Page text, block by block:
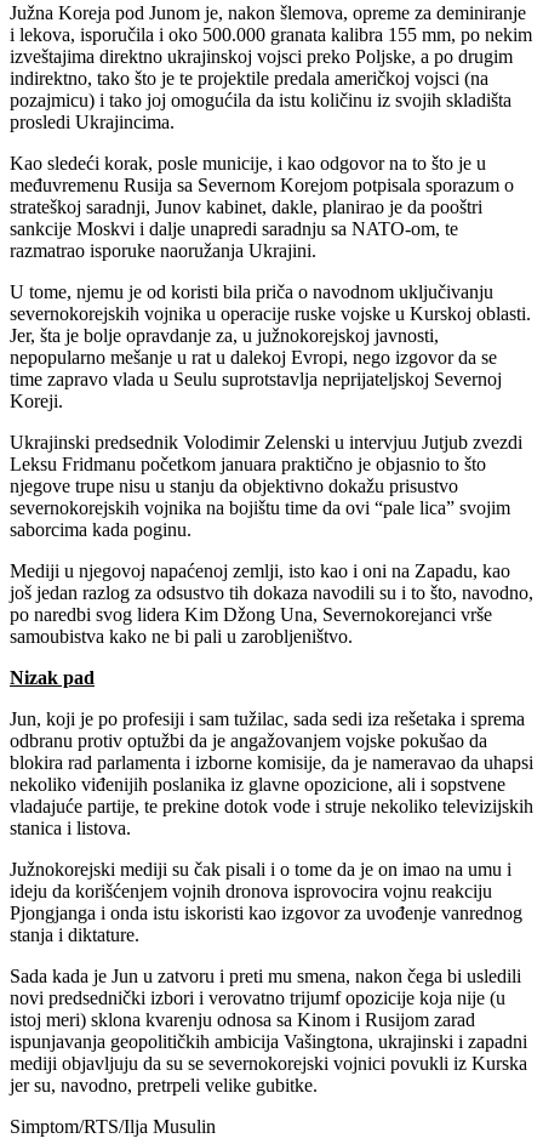
Južna Koreja pod Junom je, nakon šlemova, opreme za deminiranje
i lekova, isporučila i oko 500.000 granata kalibra 155 mm, po nekim
izveštajima direktno ukrajinskoj vojsci preko Poljske, a po drugim
indirektno, tako što je te projektile predala američkoj vojsci (na
pozajmicu) i tako joj omogućila da istu količinu iz svojih skladišta
prosledi Ukrajincima.
Kao sledeći korak, posle municije, i kao odgovor na to što je u
međuvremenu Rusija sa Severnom Korejom potpisala sporazum o
strateškoj saradnji, Junov kabinet, dakle, planirao je da pooštri
sankcije Moskvi i dalje unapredi saradnju sa NATO-om, te
razmatrao isporuke naoružanja Ukrajini.
U tome, njemu je od koristi bila priča o navodnom uključivanju
severnokorejskih vojnika u operacije ruske vojske u Kurskoj oblasti.
Jer, šta je bolje opravdanje za, u južnokorejskoj javnosti,
nepopularno mešanje u rat u dalekoj Evropi, nego izgovor da se
time zapravo vlada u Seulu suprotstavlja neprijateljskoj Severnoj
Koreji.
Ukrajinski predsednik Volodimir Zelenski u intervjuu Jutjub zvezdi
Leksu Fridmanu početkom januara praktično je objasnio to što
njegove trupe nisu u stanju da objektivno dokažu prisustvo
severnokorejskih vojnika na bojištu time da ovi “pale lica” svojim
saborcima kada poginu.
Mediji u njegovoj napaćenoj zemlji, isto kao i oni na Zapadu, kao
još jedan razlog za odsustvo tih dokaza navodili su i to što, navodno,
po naredbi svog lidera Kim Džong Una, Severnokorejanci vrše
samoubistva kako ne bi pali u zarobljeništvo.
Nizak pad
Jun, koji je po profesiji i sam tužilac, sada sedi iza rešetaka i sprema
odbranu protiv optužbi da je angažovanjem vojske pokušao da
blokira rad parlamenta i izborne komisije, da je nameravao da uhapsi
nekoliko viđenijih poslanika iz glavne opozicione, ali i sopstvene
vladajuće partije, te prekine dotok vode i struje nekoliko televizijskih
stanica i listova.
Južnokorejski mediji su čak pisali i o tome da je on imao na umu i
ideju da korišćenjem vojnih dronova isprovocira vojnu reakciju
Pjongjanga i onda istu iskoristi kao izgovor za uvođenje vanrednog
stanja i diktature.
Sada kada je Jun u zatvoru i preti mu smena, nakon čega bi usledili
novi predsednički izbori i verovatno trijumf opozicije koja nije (u
istoj meri) sklona kvarenju odnosa sa Kinom i Rusijom zarad
ispunjavanja geopolitičkih ambicija Vašingtona, ukrajinski i zapadni
mediji objavljuju da su se severnokorejski vojnici povukli iz Kurska
jer su, navodno, pretrpeli velike gubitke.
Simptom/RTS/Ilja Musulin